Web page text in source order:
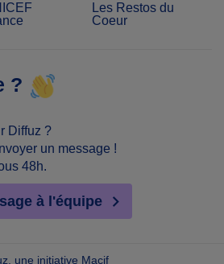
Les Restos du
Coeur
?
Diffuz ?
un message !
48h.
à l'équipe
une initiative Macif